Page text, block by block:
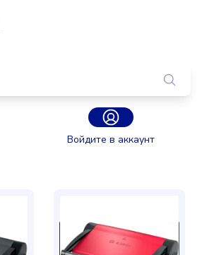
Войдите в аккаунт